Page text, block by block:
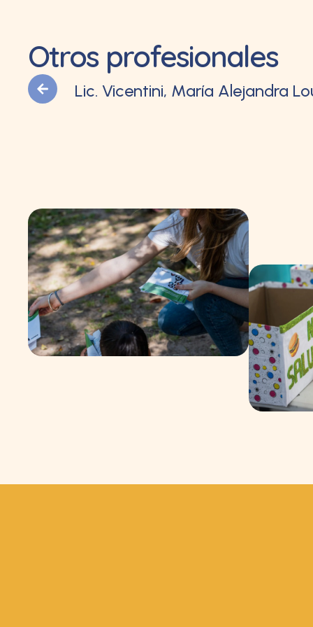
Otros profesionales
Lic. Vicentini, María Alejandra